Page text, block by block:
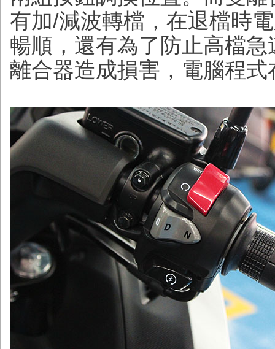
有加/減波轉檔，在退檔時
暢順，還有為了防止高檔
離合器造成損害，電腦程